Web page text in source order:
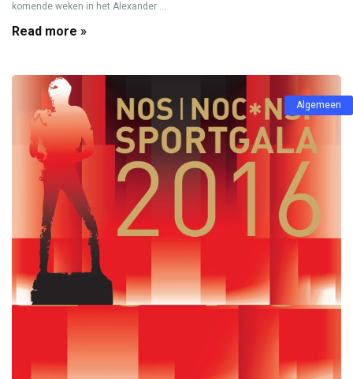
komende weken in het Alexander ...
Read more »
Algemeen